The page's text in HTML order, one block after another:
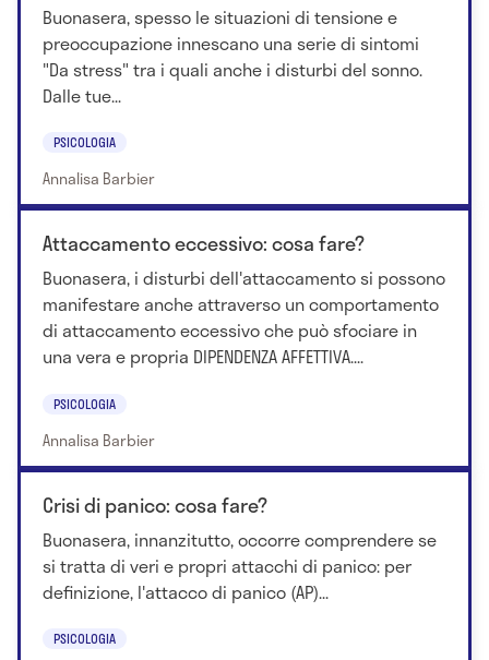
Buonasera, spesso le situazioni di tensione e
preoccupazione innescano una serie di sintomi
"Da stress" tra i quali anche i disturbi del sonno.
Dalle tue...
PSICOLOGIA
Annalisa Barbier
Attaccamento eccessivo: cosa fare?
Buonasera, i disturbi dell'attaccamento si possono
manifestare anche attraverso un comportamento
di attaccamento eccessivo che può sfociare in
una vera e propria DIPENDENZA AFFETTIVA....
PSICOLOGIA
Annalisa Barbier
Crisi di panico: cosa fare?
Buonasera, innanzitutto, occorre comprendere se
si tratta di veri e propri attacchi di panico: per
definizione, l'attacco di panico (AP)...
PSICOLOGIA